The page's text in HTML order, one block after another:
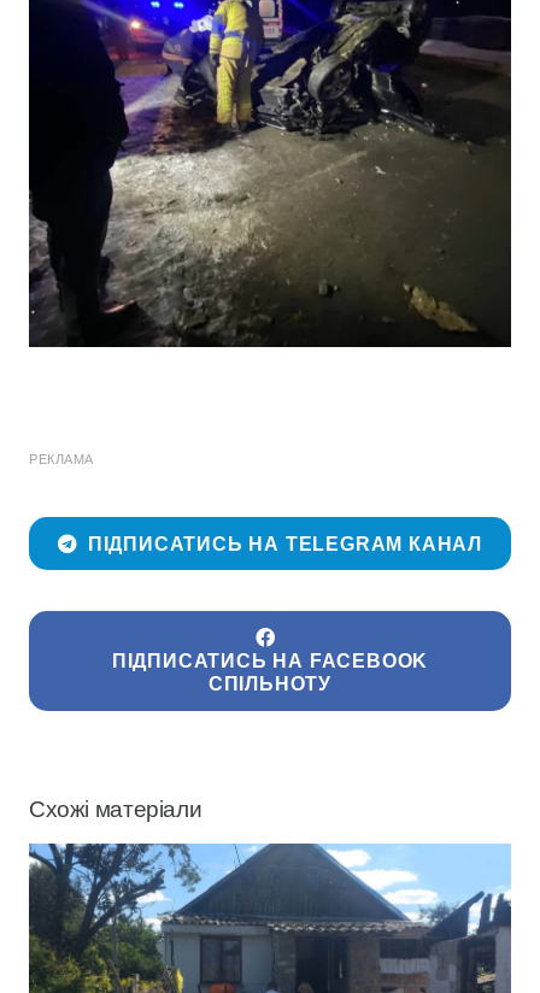
РЕКЛАМА
ПІДПИСАТИСЬ НА TELEGRAM КАНАЛ
ПІДПИСАТИСЬ НА FACEBOOK
СПІЛЬНОТУ
Схожі матеріали